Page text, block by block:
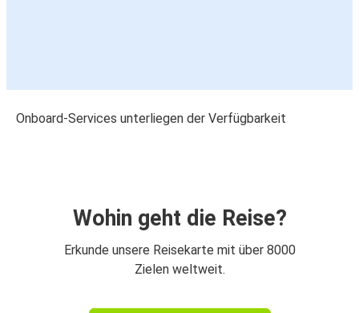
Onboard-Services unterliegen der Verfügbarkeit
Wohin geht die Reise?
Erkunde unsere Reisekarte mit über 8000
Zielen weltweit.